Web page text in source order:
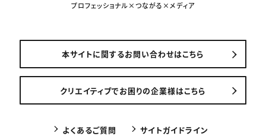
プロフェッショナル×つながる×メディア
本サイトに関するお問い合わせはこちら
クリエイティブでお困りの企業様はこちら
よくあるご質問 サイトガイドライン